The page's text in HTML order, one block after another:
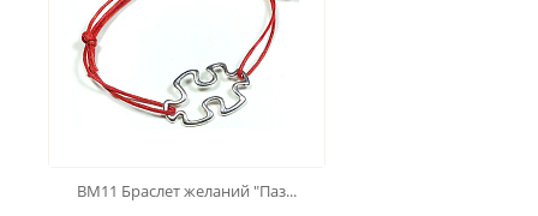
BM11 Браслет желаний "Паз...